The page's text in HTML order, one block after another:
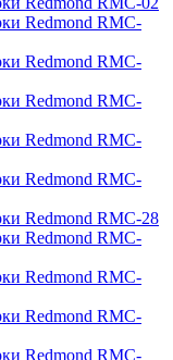
Redmond RMC-
Redmond RMC-
Redmond RMC-
Redmond RMC-
Redmond RMC-
Redmond RMC-28
Redmond RMC-
Redmond RMC-
Redmond RMC-
Redmond RMC-